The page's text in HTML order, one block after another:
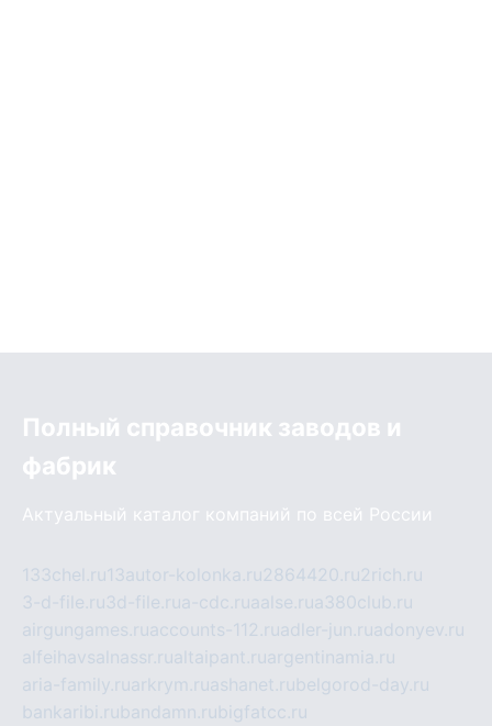
Полный справочник заводов и
фабрик
Актуальный каталог компаний по всей России
133chel.ru13autor-kolonka.ru2864420.ru2rich.ru
3-d-file.ru3d-file.rua-cdc.ruaalse.rua380club.ru
airgungames.ruaccounts-112.ruadler-jun.ruadonyev.ru
alfeihavsalnassr.rualtaipant.ruargentinamia.ru
aria-family.ruarkrym.ruashanet.rubelgorod-day.ru
bankaribi.rubandamn.rubigfatcc.ru